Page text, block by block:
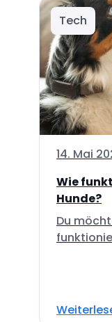
Tech
14. Mai
Wie
Hunde?
Du